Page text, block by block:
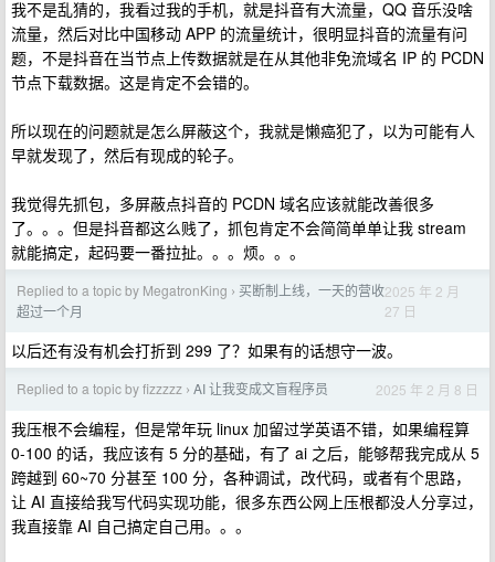
我不是乱猜的，我看过我的手机，就是抖音有大流量，QQ 音乐没啥
流量，然后对比中国移动 APP 的流量统计，很明显抖音的流量有问
题，不是抖音在当节点上传数据就是在从其他非免流域名 IP 的 PCDN
节点下载数据。这是肯定不会错的。
所以现在的问题就是怎么屏蔽这个，我就是懒癌犯了，以为可能有人
早就发现了，然后有现成的轮子。
我觉得先抓包，多屏蔽点抖音的 PCDN 域名应该就能改善很多
了。。。但是抖音都这么贱了，抓包肯定不会简简单单让我 stream
就能搞定，起码要一番拉扯。。。烦。。。
Replied to a topic by MegatronKing › 买断制上线，一天的营收
超过一个月
2025 年 2 月
27 日
以后还有没有机会打折到 299 了？如果有的话想守一波。
Replied to a topic by fizzzzz › AI 让我变成文盲程序员 2025 年 2 月 8 日
我压根不会编程，但是常年玩 linux 加留过学英语不错，如果编程算
0-100 的话，我应该有 5 分的基础，有了 ai 之后，能够帮我完成从 5
跨越到 60~70 分甚至 100 分，各种调试，改代码，或者有个思路，
让 AI 直接给我写代码实现功能，很多东西公网上压根都没人分享过，
我直接靠 AI 自己搞定自己用。。。